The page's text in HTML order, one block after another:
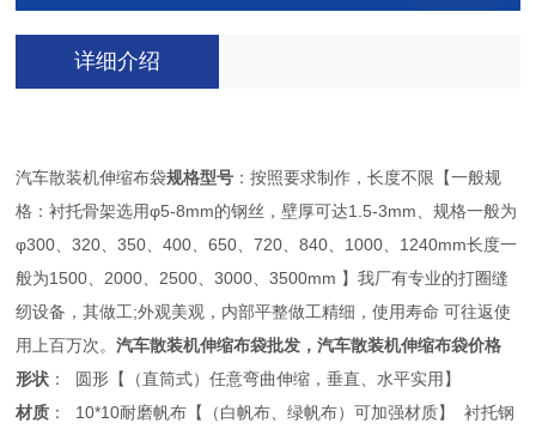
详细介绍
汽车散装机伸缩布袋规格型号 ：按照要求制作，长度不限【一般规
格：衬托骨架选用φ5-8mm的钢丝，壁厚可达1.5-3mm、规格一般为
φ300、320、350、400、650、720、840、1000、1240mm长度一
般为1500、2000、2500、3000、3500mm 】我厂有专业的打圈缝
纫设备，其做工;外观美观，内部平整做工精细，使用寿命 可往返使
用上百万次。汽车散装机伸缩布袋批发，汽车散装机伸缩布袋价格
形状 ： 圆形【（直筒式）任意弯曲伸缩，垂直、水平实用】
材质 ： 10*10耐磨帆布【（白帆布、绿帆布）可加强材质】 衬托钢